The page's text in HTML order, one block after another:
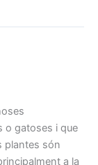
o gatoses i que
plantes són
a la